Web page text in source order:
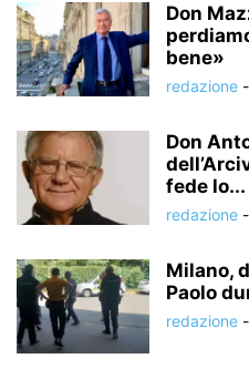
Don
bene»
redazione -
Don
fede lo...
redazione -
Milano,
Paolo
redazione -